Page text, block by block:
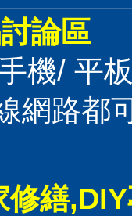
論區
機/ 平
網路都
繕